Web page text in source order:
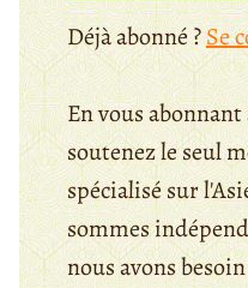
Déjà abonné ?Se
En vous
soutenez le seul
spécialisé sur
sommes
nous avons